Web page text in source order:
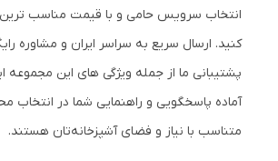
انتخاب سرویس حامی و با قیمت مناسب
کنید. ارسال سریع به سراسر ایران و مشاوره
پشتیبانی ما از جمله ویژگی های این مجموعه
آماده پاسخگویی و راهنمایی شما در انتخاب
متناسب با نیاز و فضای آشپزخانه‌تان هستند.